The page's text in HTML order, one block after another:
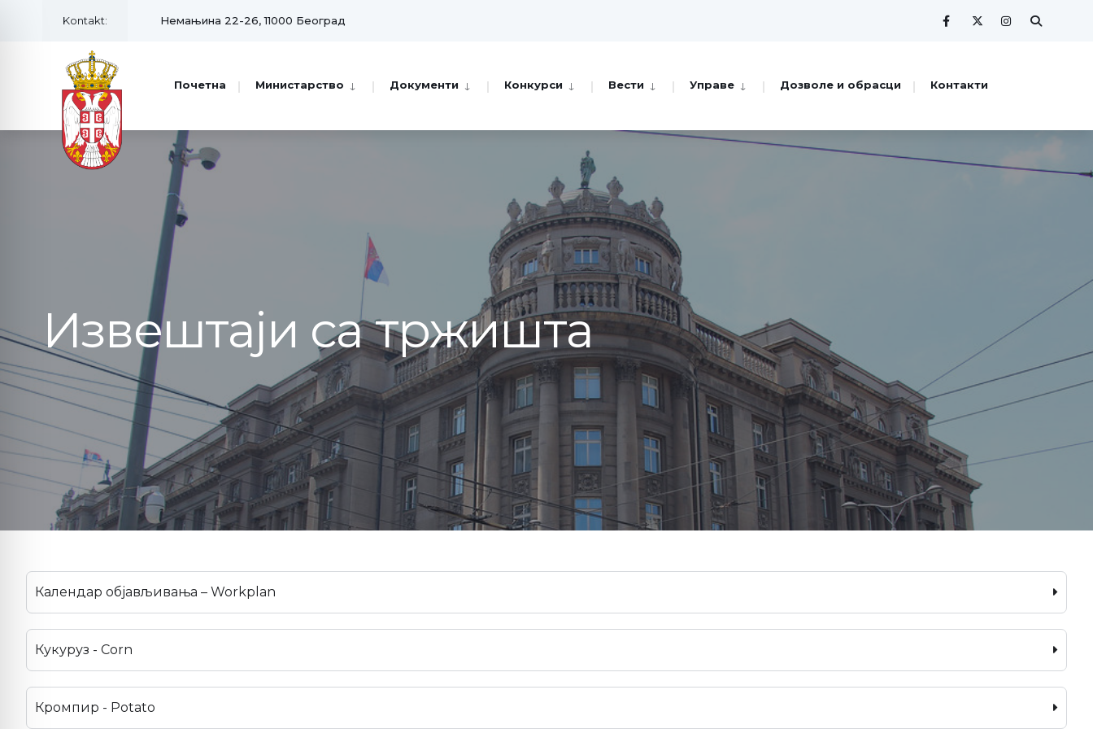
Kontakt: Немањина 22-26, 11000 Београд
Почетна Министарство Документи Конкурси Вести Управе Дозволе и обрасци Контакти
Извештаји са тржишта
Календар објављивања – Workplan
Кукуруз - Corn
Кромпир - Potato